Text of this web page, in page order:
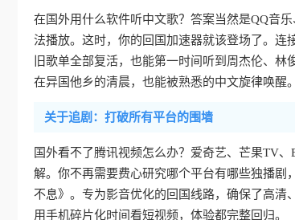
在国外用什么软件听中文歌？答案当然是QQ音
法播放。这时，你的回国加速器就该登场了。连
旧歌单全部复活，也能第一时间听到周杰伦、
在异国他乡的清晨，也能被熟悉的中文旋律唤醒。
关于追剧：打破所有平台的围墙
国外看不了腾讯视频怎么办？爱奇艺、芒果TV
解。你不再需要费心研究哪个平台有哪些独播
不息》。专为影音优化的回国线路，确保了高
用手机碎片化时间看短视频，体验都完整回归。